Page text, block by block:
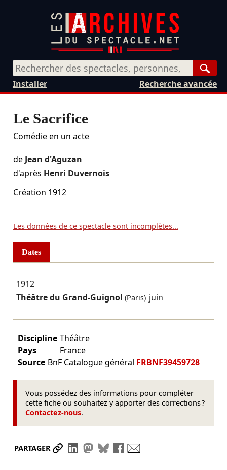
Recherche avancée
Installer
Le Sacrifice
Comédie en un acte
de Jean d'Aguzan
d'après Henri Duvernois
Création 1912
Les données de ce spectacle sont incomplètes...
Dates
1912
Théâtre du Grand-Guignol (Paris) juin
Discipline Théâtre
Pays
France
Source BnF Catalogue général FRBNF39459728
Vous possédez des informations pour compléter
cette fiche ou souhaitez y apporter des corrections ?
Contactez-nous.
PARTAGER Partager le lien
Partager sur LinkedIn
Partager sur Mastodon
Partager sur Bluesky
Partager sur Facebook